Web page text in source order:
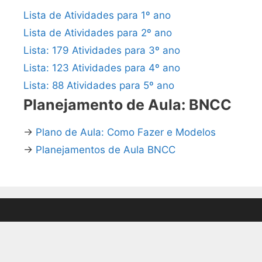
Lista de Atividades para 1º ano
Lista de Atividades para 2º ano
Lista: 179 Atividades para 3º ano
Lista: 123 Atividades para 4º ano
Lista: 88 Atividades para 5º ano
Planejamento de Aula: BNCC
→ Plano de Aula: Como Fazer e Modelos
→ Planejamentos de Aula BNCC